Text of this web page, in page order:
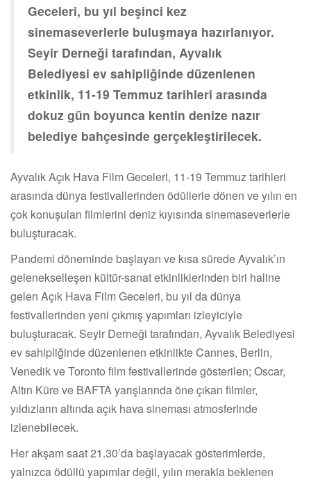
Geceleri, bu yıl beşinci kez
sinemaseverlerle buluşmaya hazırlanıyor.
Seyir Derneği tarafından, Ayvalık
Belediyesi ev sahipliğinde düzenlenen
etkinlik, 11-19 Temmuz tarihleri arasında
dokuz gün boyunca kentin denize nazır
belediye bahçesinde gerçekleştirilecek.
Ayvalık Açık Hava Film Geceleri, 11-19 Temmuz tarihleri
arasında dünya festivallerinden ödüllerle dönen ve yılın en
çok konuşulan filmlerini deniz kıyısında sinemaseverlerle
buluşturacak.
Pandemi döneminde başlayan ve kısa sürede Ayvalık’ın
gelenekselleşen kültür-sanat etkinliklerinden biri haline
gelen Açık Hava Film Geceleri, bu yıl da dünya
festivallerinden yeni çıkmış yapımları izleyiciyle
buluşturacak. Seyir Derneği tarafından, Ayvalık Belediyesi
ev sahipliğinde düzenlenen etkinlikte Cannes, Berlin,
Venedik ve Toronto film festivallerinde gösterilen; Oscar,
Altın Küre ve BAFTA yarışlarında öne çıkan filmler,
yıldızların altında açık hava sineması atmosferinde
izlenebilecek.
Her akşam saat 21.30’da başlayacak gösterimlerde,
yalnızca ödüllü yapımlar değil, yılın merakla beklenen